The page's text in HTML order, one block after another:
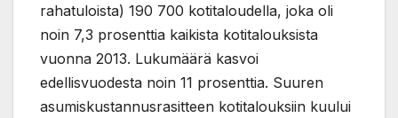
rahatuloista) 190 700 kotitaloudella, joka oli
noin 7,3 prosenttia kaikista kotitalouksista
vuonna 2013. Lukumäärä kasvoi
edellisvuodesta noin 11 prosenttia. Suuren
asumiskustannusrasitteen kotitalouksiin kuului